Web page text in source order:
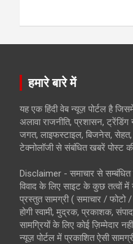
हमारे बारे में
यह एक हिंदी वेब न्यूज़ पोर्टल है
अलावा राजनीति, प्रशासन,
जगत, लाइफस्टाइल, बिजनेस, सेहत,
टेक्नोलॉजी से संबंधित खबरें पोस्ट
Disclaimer - समाचार से सम्बंधित
विवाद के लिए साइट के कुछ तत्वों में
प्रस्तुत सामग्री ( समाचार / फोटो /
होगी स्वामी, मुद्रक, प्रकाशक,
सामग्रियों के लिए कोई ज़िम्मेदार
न्यूज़ पोर्टल में प्रकाशित ऐसी